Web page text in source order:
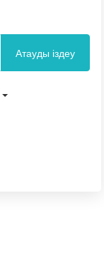
Атауды іздеу